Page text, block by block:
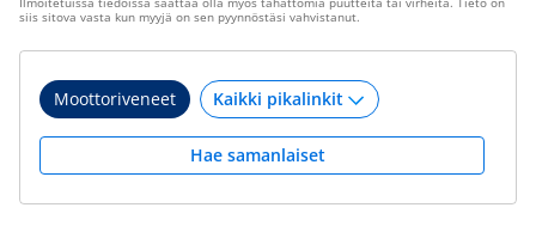
siis sitova vasta kun myyjä on sen pyynnöstäsi vahvistanut.
Moottoriveneet
Hae samanlaiset